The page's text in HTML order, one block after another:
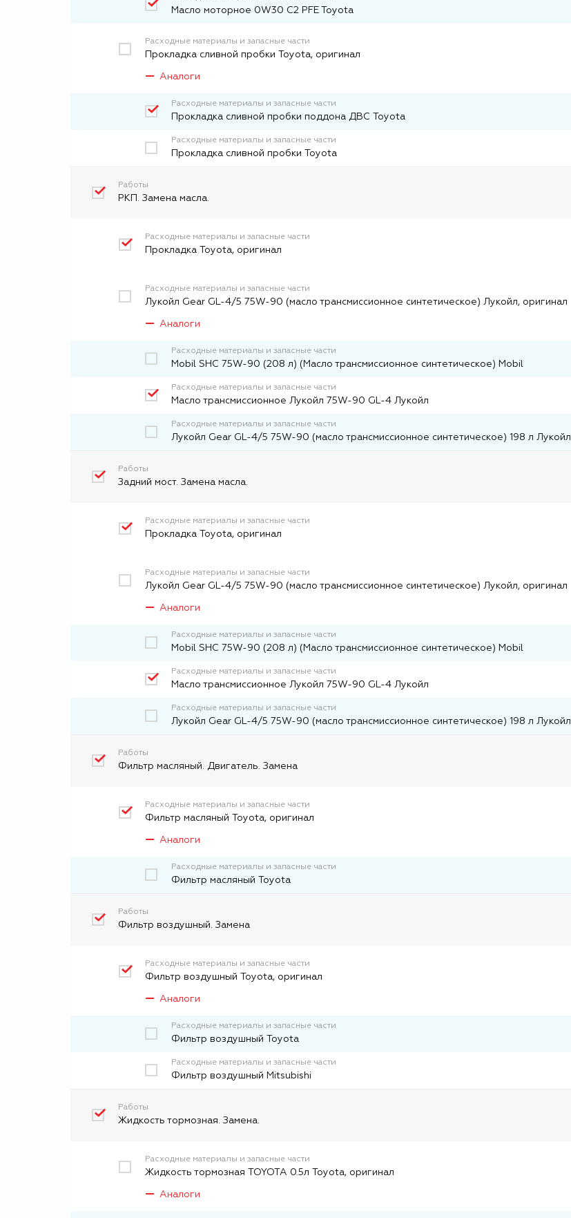
Масло моторное 0W30 C2 PFE Toyota
Расходные материалы и запасные части
Прокладка сливной пробки Toyota, оригинал
Аналоги
Расходные материалы и запасные части
Прокладка сливной пробки поддона ДВС Toyota
Расходные материалы и запасные части
Прокладка сливной пробки Toyota
Работы
РКП. Замена масла.
Расходные материалы и запасные части
Прокладка Toyota, оригинал
Расходные материалы и запасные части
Лукойл Gear GL-4/5 75W-90 (масло трансмиссионное синтетическое) Лукойл, оригинал
Аналоги
Расходные материалы и запасные части
Mobil SHC 75W-90 (208 л) (Масло трансмиссионное синтетическое) Mobil
Расходные материалы и запасные части
Масло трансмиссионное Лукойл 75W-90 GL-4 Лукойл
Расходные материалы и запасные части
Лукойл Gear GL-4/5 75W-90 (масло трансмиссионное синтетическое) 198 л Лукойл
Работы
Задний мост. Замена масла.
Расходные материалы и запасные части
Прокладка Toyota, оригинал
Расходные материалы и запасные части
Лукойл Gear GL-4/5 75W-90 (масло трансмиссионное синтетическое) Лукойл, оригинал
Аналоги
Расходные материалы и запасные части
Mobil SHC 75W-90 (208 л) (Масло трансмиссионное синтетическое) Mobil
Расходные материалы и запасные части
Масло трансмиссионное Лукойл 75W-90 GL-4 Лукойл
Расходные материалы и запасные части
Лукойл Gear GL-4/5 75W-90 (масло трансмиссионное синтетическое) 198 л Лукойл
Работы
Фильтр масляный. Двигатель. Замена
Расходные материалы и запасные части
Фильтр масляный Toyota, оригинал
Аналоги
Расходные материалы и запасные части
Фильтp масляный Toyota
Работы
Фильтр воздушный. Замена
Расходные материалы и запасные части
Фильтр воздушный Toyota, оригинал
Аналоги
Расходные материалы и запасные части
Фильтр воздушный Toyota
Расходные материалы и запасные части
Фильтр воздушный Mitsubishi
Работы
Жидкость тормозная. Замена.
Расходные материалы и запасные части
Жидкость тормозная TOYOTA 0.5л Toyota, оригинал
Аналоги